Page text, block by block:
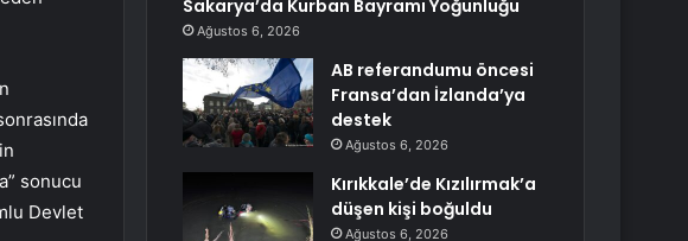
sonucu
Devlet
Sakarya’da Kurban Bayramı Yoğunluğu
Ağustos 6, 2026
AB referandumu öncesi
Fransa’dan İzlanda’ya
destek
Ağustos 6, 2026
Kırıkkale’de Kızılırmak’a
düşen kişi boğuldu
Ağustos 6, 2026